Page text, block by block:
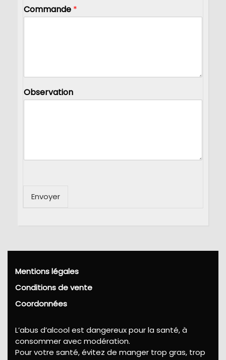
Commande *
Observation
Envoyer
Mentions légales
Conditions de vente
Coordonnées
L’abus d’alcool est dangereux pour la santé, à
consommer avec modération.
Pour votre santé, évitez de manger trop gras, trop